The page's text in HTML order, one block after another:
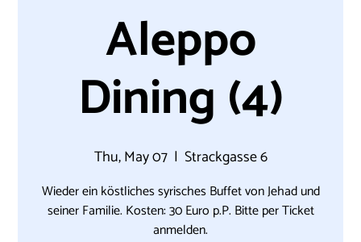
Aleppo
Dining (4)
Thu, May 07
  |
Strackgasse 6
Wieder ein köstliches syrisches Buffet von Jehad und
seiner Familie. Kosten: 30 Euro p.P. Bitte per Ticket
anmelden.